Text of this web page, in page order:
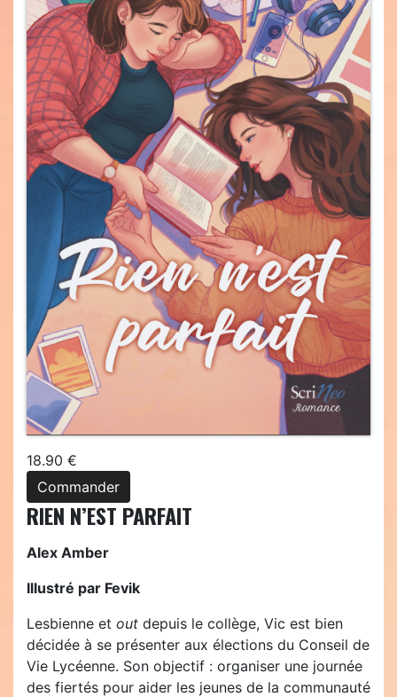
18.90 €
Commander
RIEN N’EST PARFAIT
Alex Amber
Illustré par Fevik
Lesbienne et out depuis le collège, Vic est bien
décidée à se présenter aux élections du Conseil de
Vie Lycéenne. Son objectif : organiser une journée
des fiertés pour aider les jeunes de la communauté